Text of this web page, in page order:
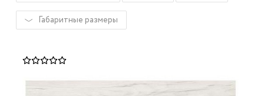
Габаритные размеры